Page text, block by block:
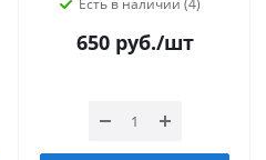
Есть в наличии (4)
650руб./шт